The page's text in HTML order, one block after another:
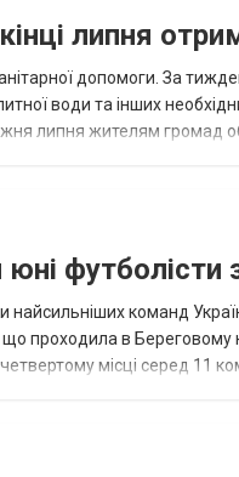
липня
допомоги. За
води та інших
липня жителям громад
футболісти
команд
що проходила в
місці серед 11